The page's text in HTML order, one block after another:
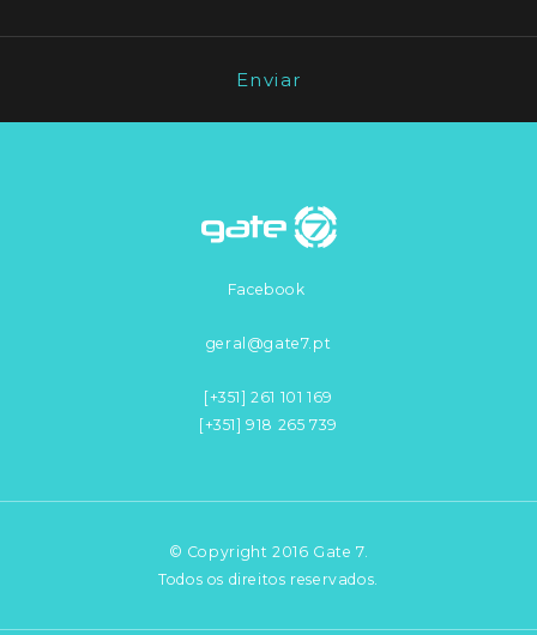
Enviar
Facebook
geral@gate7.pt
[+351] 261 101 169
[+351] 918 265 739
© Copyright 2016 Gate 7.
Todos os direitos reservados.